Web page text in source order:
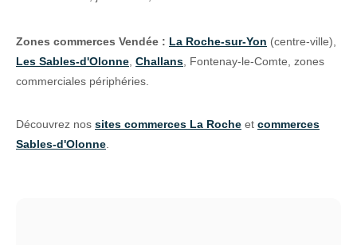
Zones commerces Vendée : La Roche-sur-Yon (centre-ville),
Les Sables-d'Olonne Challans , Fontenay-le-Comte, zones
commerciales périphéries.
Découvrez nos sites commerces La Roche et commerces
Sables-d'Olonne